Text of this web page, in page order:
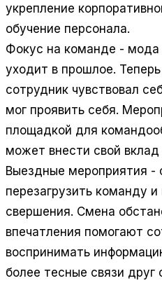
укрепление
обучение персонала.
Фокус на команде - мода
уходит в прошлое.
сотрудник чувствовал
мог проявить себя.
площадкой для
может внести свой
Выездные мероприятия -
перезагрузить команду
свершения. Смена
впечатления помогают
воспринимать
более тесные связи друг